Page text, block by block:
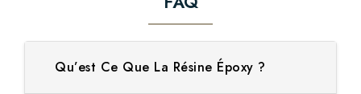
Qu’est Ce Que La Résine Époxy ?